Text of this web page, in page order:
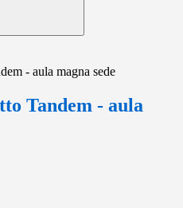
- aula magna sede
Tandem - aula